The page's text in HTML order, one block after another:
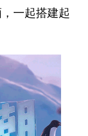
一起搭建起